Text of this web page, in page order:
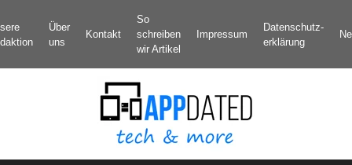
Inhalt
springen
Über
uns
Kontakt
So
schreiben
wir Artikel
Impressum
Datenschutz­
erklärung